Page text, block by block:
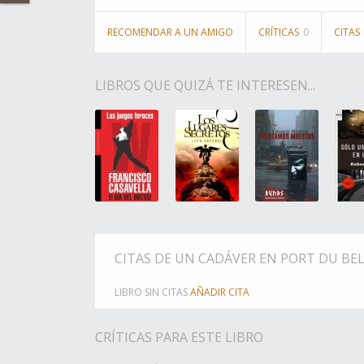
RECOMENDAR A UN AMIGO CRÍTICAS 0 CITAS
LIBROS QUE QUIZÁ TE INTERESEN...
CITAS DE UN CADÁVER EN PORT DU
LIBRO SIN CITASAÑADIR CITA
CRÍTICAS PARA ESTE LIBRO